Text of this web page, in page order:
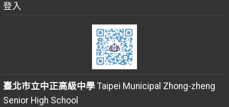
登入
臺北市立中正高級中學Taipei Municipal Zhong-zheng
Senior High School